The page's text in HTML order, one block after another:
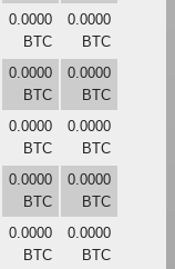
0.0000
BTC
0.0000
BTC
0.0000
BTC
0.0000
BTC
0.0000
BTC
0.0000
BTC
0.0000
BTC
0.0000
BTC
0.0000
BTC
0.0000
BTC